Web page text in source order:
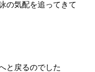
の気配を追ってきて
と戻るのでした